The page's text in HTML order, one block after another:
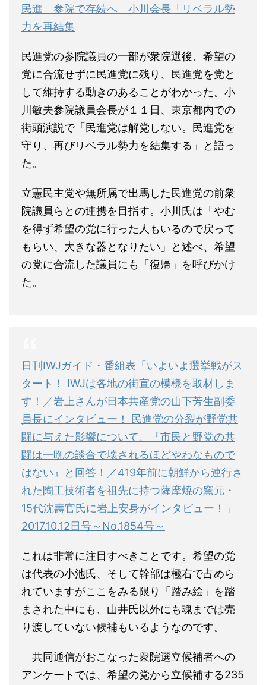
民進 参院で存続へ 小川会長「リベラル勢
力を再結集
民進党の参院議員の一部が衆院選後、希望の
党に合流せずに民進党に残り、民進党を党と
して維持する動きのあることがわかった。小
川敏夫参院議員会長が１１日、東京都内での
街頭演説で「民進党は解党しない。民進党を
守り、再びリベラル勢力を結集する」と語っ
た。
立憲民主党や無所属で出馬した民進党の前衆
院議員らとの連携を目指す。小川氏は「やむ
を得ず希望の党に行った人もいるので戻って
もらい、大きな器となりたい」と述べ、希望
の党に合流した議員にも「復帰」を呼びかけ
た。
日刊IWJガイド・番組表「いよいよ選挙戦がス
タート！ IWJは各地の街宣の模様を取材しま
す！／岩上さんが日本共産党の山下芳生副委
員長にインタビュー！ 民進党の分裂が野党共
闘に与えた影響について、『市民と野党の共
闘は一晩の談合で壊されるほどやわなもので
はない』と回答！／419年前に朝鮮から連行さ
れた陶工技術者を祖先に持つ薩摩焼の窯元・
15代沈壽官氏に岩上安身がインタビュー！」
2017.10.12日号～No.1854号～
これは非常に注目すべきことです。希望の党
は代表の小池氏、そして幹部は極右で占めら
れていますがここをみる限り「踏み絵」を踏
まされた中にも、山井氏以外にも魂までは売
り渡していない候補もいるようなのです。
共同通信がおこなった衆院選立候補者への
アンケートでは、希望の党から立候補する235